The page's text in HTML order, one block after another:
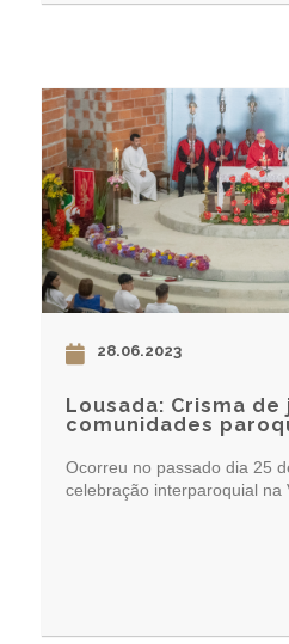
28.06.2023
Lousada: Crisma de
comunidades
Ocorreu no passado dia 25
celebração interparoquial na